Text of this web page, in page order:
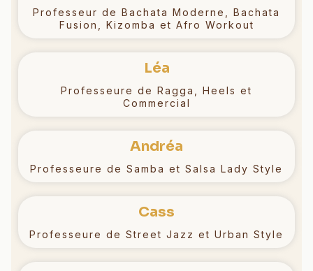
Professeur de Bachata Moderne, Bachata
Fusion, Kizomba et Afro Workout
Léa
Professeure de Ragga, Heels et
Commercial
Andréa
Professeure de Samba et Salsa Lady Style
Cass
Professeure de Street Jazz et Urban Style